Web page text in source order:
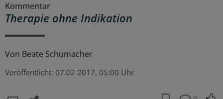
Kommentar
Therapie ohne Indikation
Von Beate Schumacher
Veröffentlicht: 07.02.2017, 05:00 Uhr